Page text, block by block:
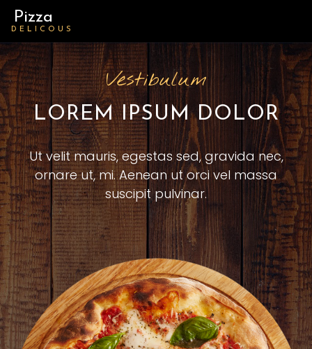
Pizza
DELICOUS
Vestibulum
LOREM IPSUM DOLOR
Ut velit mauris, egestas sed, gravida nec,
ornare ut, mi. Aenean ut orci vel massa
suscipit pulvinar.